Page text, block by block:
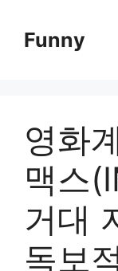
contentFunny
영화
맥스
거대
독보